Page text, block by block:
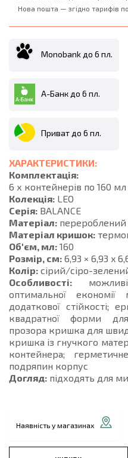
Нова пошта — згідно тарифів по
Monobank до 6 пл.
А-Банк до 6 пл.
Приват до 6 пл.
ХАРАКТЕРИСТИКИ:
Комплектація:
6 х контейнерів по 160 мл
Колекція: LEO
Серія: BALANCE
Матеріал: перероблений
Матеріал кришок:
Об'єм, мл: 160
Розмір, см: 6,93 × 6,93 x
Колір: сірий/сіро-
Особливості:
оптимальної
додаткової стійкості;
квадратної форми
прозора кришка для
кришка із гнучкого
контейнера;
подряпин корпус
Догляд: підходять для
Наявність у магазинах